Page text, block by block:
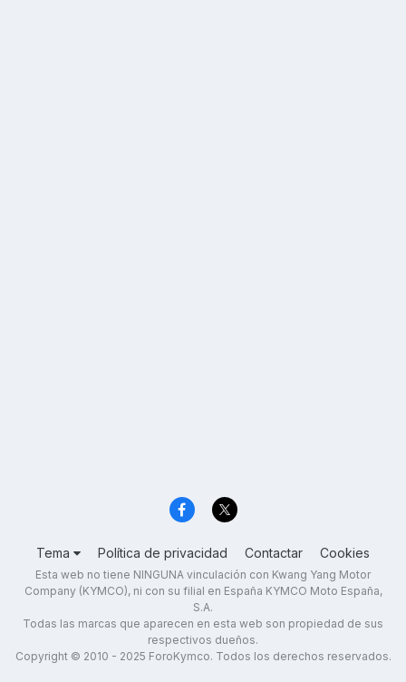
Tema Política de privacidad Contactar Cookies
Esta web no tiene NINGUNA vinculación con Kwang Yang Motor
Company (KYMCO), ni con su filial en España KYMCO Moto España,
S.A.
Todas las marcas que aparecen en esta web son propiedad de sus
respectivos dueños.
Copyright © 2010 - 2025 ForoKymco. Todos los derechos reservados.